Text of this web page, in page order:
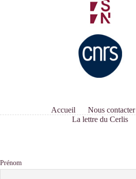
Accueil Nous contacter
La lettre du Cerlis
Prénom